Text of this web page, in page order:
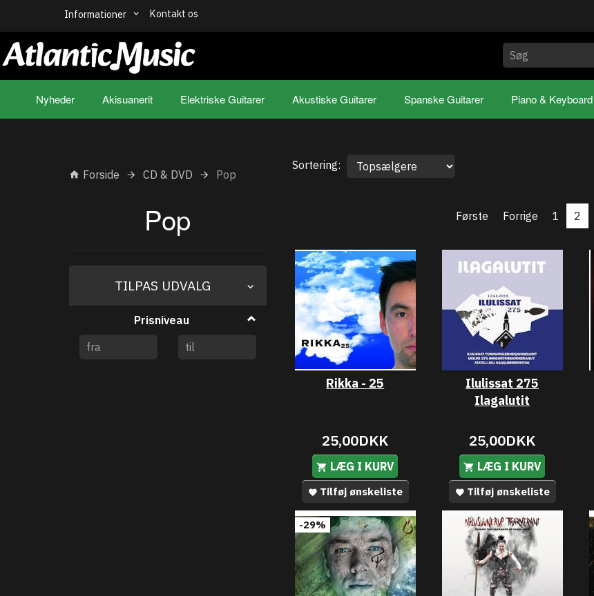
Informationer Kontakt os
Nyheder Akisuanerit Elektriske Guitarer Akustiske Guitarer Spanske Guitarer Piano & Keyboard
Forside CD & DVD Pop
Pop
TILPAS UDVALG
Skifte
filter
Prisniveau
Sortering:
Første Forrige 1 2
Rikka - 25
25,00DKK
LÆG I KURV
Tilføj ønskeliste
Ilulissat 275
Ilagalutit
25,00DKK
LÆG I KURV
Tilføj ønskeliste
-29%